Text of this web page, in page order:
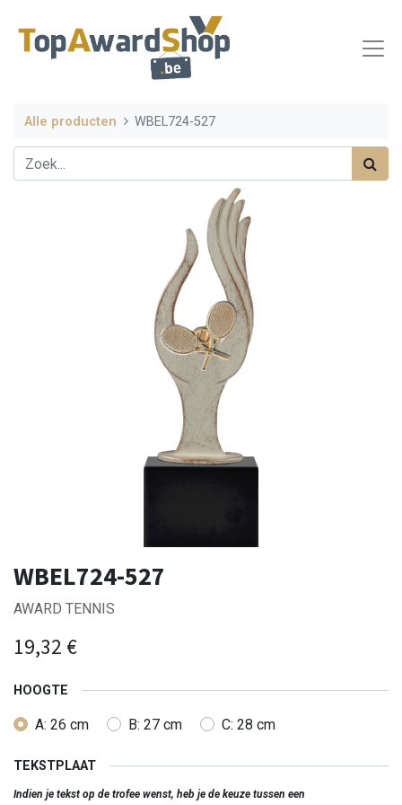
Alle producten WBEL724-527
WBEL724-527
AWARD TENNIS
19,32 €
HOOGTE
A: 26 cm B: 27 cm C: 28 cm
TEKSTPLAAT
Indien je tekst op de trofee wenst, heb je de keuze tussen een